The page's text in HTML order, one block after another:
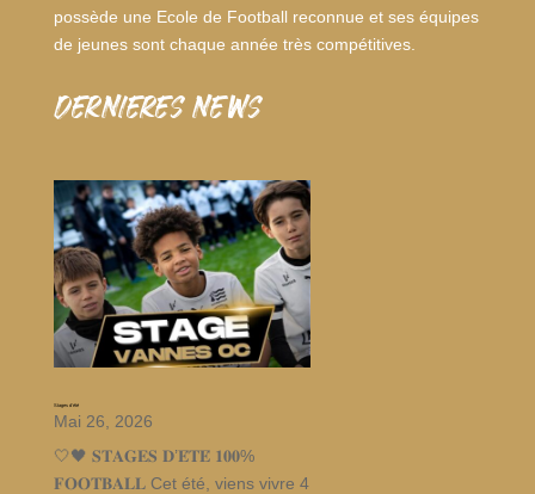
possède une Ecole de Football reconnue et ses équipes
de jeunes sont chaque année très compétitives.
dernieres news
Stages d’été
Mai 26, 2026
🤍🖤 𝐒𝐓𝐀𝐆𝐄𝐒 𝐃’𝐄́𝐓𝐄́ 𝟏𝟎𝟎%
𝐅𝐎𝐎𝐓𝐁𝐀𝐋𝐋 Cet été, viens vivre 4